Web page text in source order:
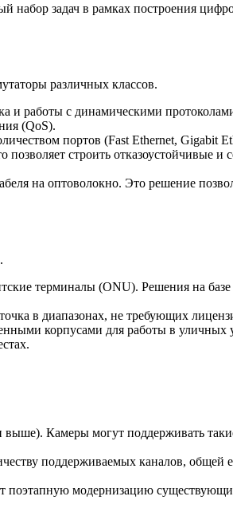
набор задач в рамках построения
различных классов.
и работы с динамическими
(QoS).
портов (Fast Ethernet, Gigabit
строить отказоустойчивые и
на оптоволокно. Это решение
терминалы (ONU). Решения на
в диапазонах, не требующих
корпусами для работы в уличных
Камеры могут поддерживать
поддерживаемых каналов, общей
поэтапную модернизацию